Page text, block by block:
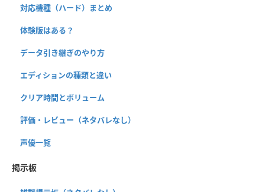
対応機種（ハード）まとめ
体験版はある？
データ引き継ぎのやり方
エディションの種類と違い
クリア時間とボリューム
評価・レビュー（ネタバレなし）
声優一覧
掲示板